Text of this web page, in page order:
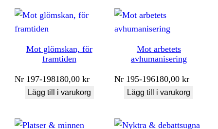
senaste
Mot glömskan, för
framtiden
Nr 197-198180,00kr
Lägg till i varukorg
Mot arbetets
avhumanisering
Nr 195-196180,00kr
Lägg till i varukorg